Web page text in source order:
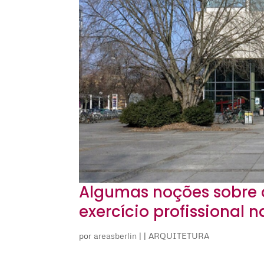
Algumas noções
exercício profissional
por areasberlin | |ARQUITETURA